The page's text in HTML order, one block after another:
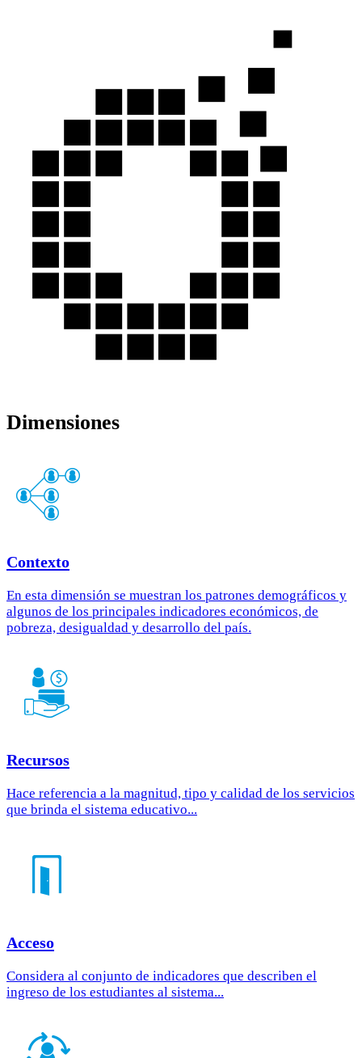
Dimensiones
Contexto
En esta dimensión se muestran los patrones demográficos y
algunos de los principales indicadores económicos, de
pobreza, desigualdad y desarrollo del país.
Recursos
Hace referencia a la magnitud, tipo y calidad de los servicios
que brinda el sistema educativo...
Acceso
Considera al conjunto de indicadores que describen el
ingreso de los estudiantes al sistema...